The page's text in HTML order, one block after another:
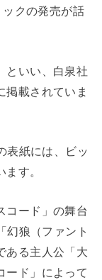
クの発売が話
といい、白泉社
掲載されていま
表紙には、ビッ
す。
コード」の舞台
幻狼（ファント
ある主人公「大
ード」によって